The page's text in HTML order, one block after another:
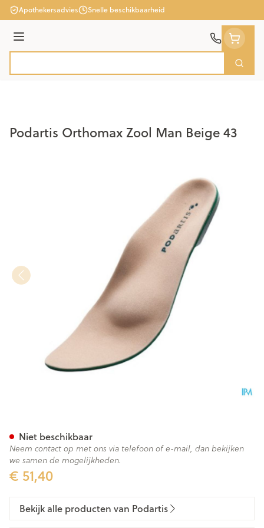
Ga naar de inhoud
Apothekersadvies Snelle beschikbaarheid
Menu
Zoek
Podartis Orthomax Zool Man Beige 43
€ 51,40
Niet beschikbaar
Neem contact op met ons via telefoon of e-mail, dan bekijken
we samen de mogelijkheden.
Bekijk alle producten van Podartis